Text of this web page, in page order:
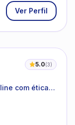
Ver Perfil
5.0(3)
com ética,